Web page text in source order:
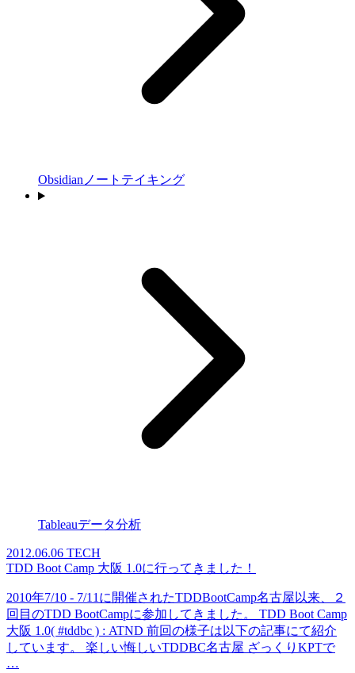
Obsidianノートテイキング
Tableauデータ分析
2012.06.06 TECH
TDD Boot Camp 大阪 1.0に行ってきました！
2010年7/10 - 7/11に開催されたTDDBootCamp名古屋以来、２
回目のTDD BootCampに参加してきました。 TDD Boot Camp
大阪 1.0( #tddbc ) : ATND 前回の様子は以下の記事にて紹介
しています。 楽しい悔しいTDDBC名古屋 ざっくりKPTで
…